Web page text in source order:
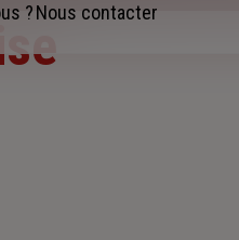
?Nous contacter